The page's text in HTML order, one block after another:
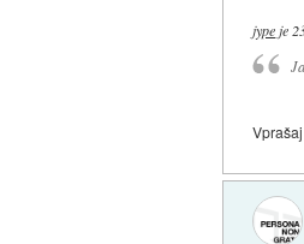
jype je